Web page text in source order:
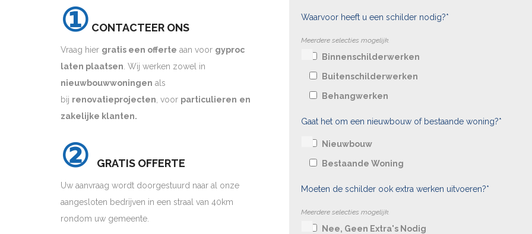
① CONTACTEER ONS
Vraag hier gratis een offerte aan voor gyproc
laten plaatsen . Wij werken zowel in
nieuwbouwwoningen als
bij renovatieprojecten , voor particulieren en
zakelijke klanten.
② GRATIS OFFERTE
Uw aanvraag wordt doorgestuurd naar al onze
aangesloten bedrijven in een straal van 40km
rondom uw gemeente.
Waarvoor heeft u een schilder nodig?*
Meerdere selecties mogelijk.
Binnenschilderwerken
Buitenschilderwerken
Behangwerken
Gaat het om een nieuwbouw of bestaande woning?*
Nieuwbouw
Bestaande Woning
Moeten de schilder ook extra werken uitvoeren?*
Meerdere selecties mogelijk.
Nee, Geen Extra's Nodig